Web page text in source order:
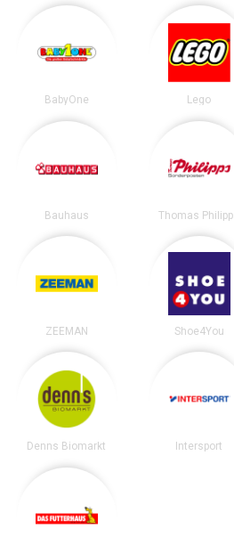
BabyOne Lego
Bauhaus Thomas
ZEEMAN Shoe4You
Denns Biomarkt Intersport